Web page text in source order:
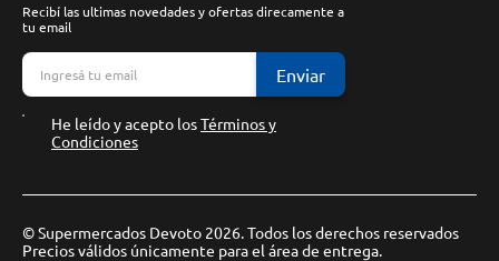
Recibí las ultimas novedades y ofertas direcamente a
tu email
Enviar
He leído y acepto losTérminos y
Condiciones
© Supermercados Devoto 2026. Todos los derechos reservados
Precios válidos únicamente para el área de entrega.